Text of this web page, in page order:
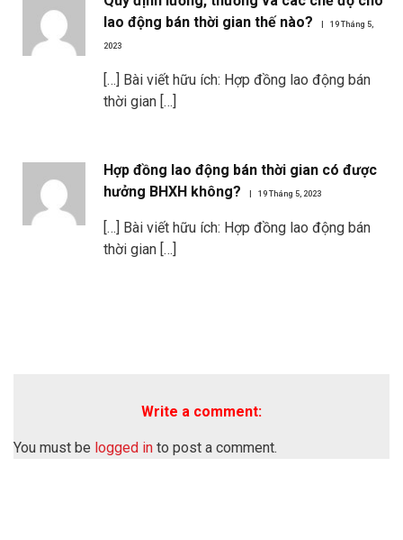
lao động bán thời gian thế nào?
19 Tháng 5,
2023
[…] Bài viết hữu ích: Hợp đồng lao động bán
thời gian […]
Hợp đồng lao động bán thời gian có được
hưởng BHXH không?
19 Tháng 5, 2023
[…] Bài viết hữu ích: Hợp đồng lao động bán
thời gian […]
Write a comment:
You must be logged in to post a comment.